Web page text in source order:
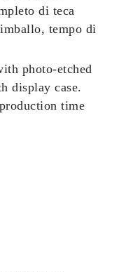
di teca
tempo di
photo-etched
display case.
time